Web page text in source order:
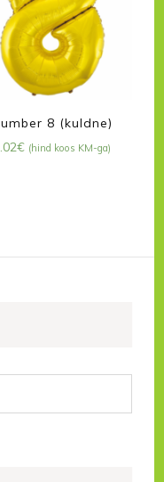
8 (kuldne)
€ (hind koos KM-ga)